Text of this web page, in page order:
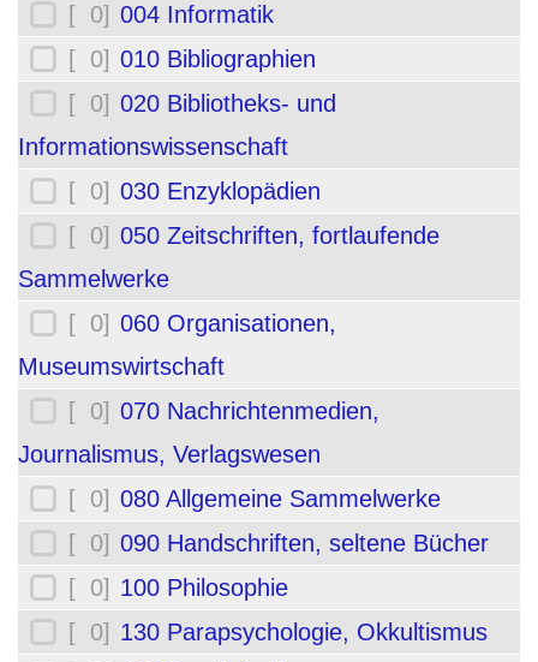
[ 0] 004 Informatik
[ 0] 010 Bibliographien
[ 0] 020 Bibliotheks- und
Informationswissenschaft
[ 0] 030 Enzyklopädien
[ 0] 050 Zeitschriften, fortlaufende
Sammelwerke
[ 0] 060 Organisationen,
Museumswirtschaft
[ 0] 070 Nachrichtenmedien,
Journalismus, Verlagswesen
[ 0] 080 Allgemeine Sammelwerke
[ 0] 090 Handschriften, seltene Bücher
[ 0] 100 Philosophie
[ 0] 130 Parapsychologie, Okkultismus